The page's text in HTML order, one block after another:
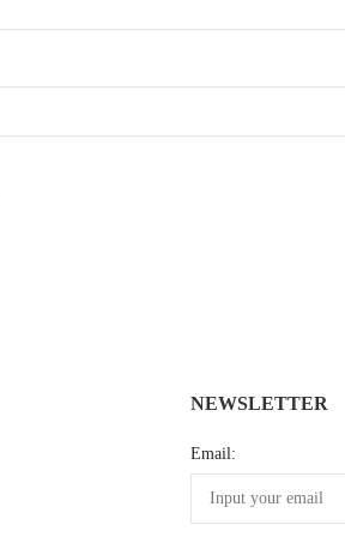
NEWSLETTER
Email: